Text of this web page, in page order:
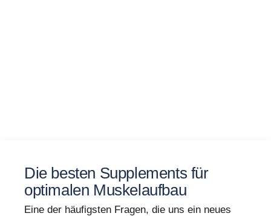
Die besten Supplements für
optimalen Muskelaufbau
Eine der häufigsten Fragen, die uns ein neues